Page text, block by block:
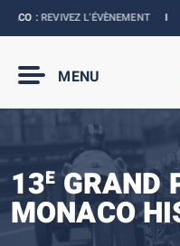
:REVIVEZ L’ÉVÈNEMENTI
MENU
13E GRAND
MONACO